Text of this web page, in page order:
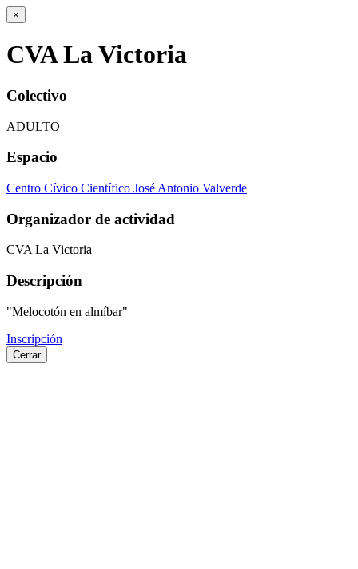
×
CVA La Victoria
Colectivo
ADULTO
Espacio
Centro Cívico Científico José Antonio Valverde
Organizador de actividad
CVA La Victoria
Descripción
"Melocotón en almíbar"
Inscripción
Cerrar